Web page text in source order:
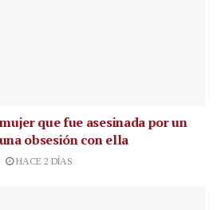
que fue asesinada por un
obsesión con ella
HACE 2 DÍAS